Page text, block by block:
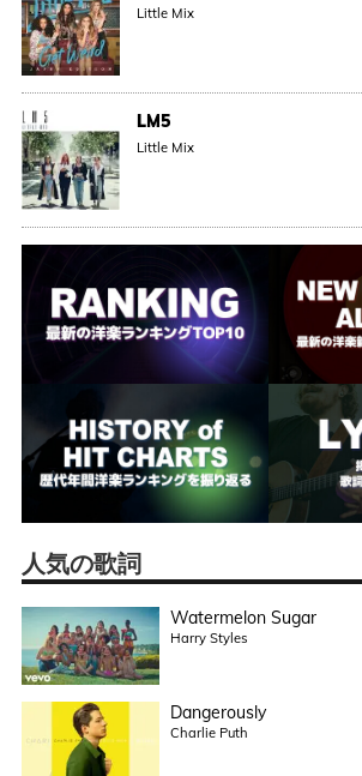
Little Mix
LM5
Little Mix
人気の歌詞
Watermelon Sugar
Harry Styles
Dangerously
Charlie Puth